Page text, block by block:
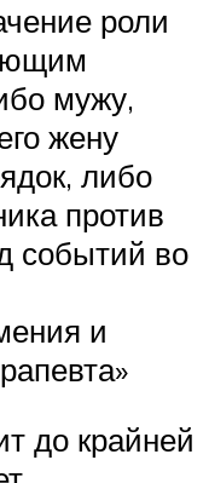
роли
мужу,
жену
либо
против
событий во
и
до крайней